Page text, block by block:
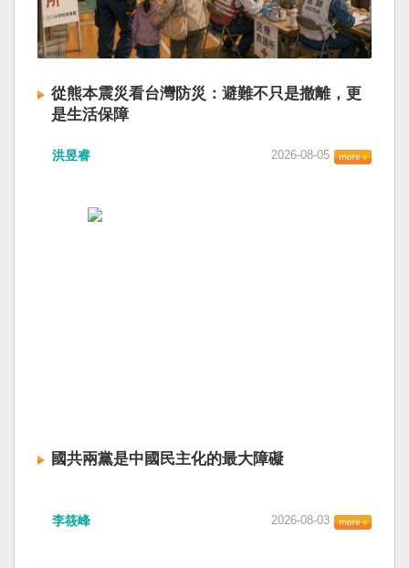
從熊本震災看台灣防災：避難不只是撤離，更
是生活保障
洪昱睿 2026-08-05
國共兩黨是中國民主化的最大障礙
李筱峰 2026-08-03